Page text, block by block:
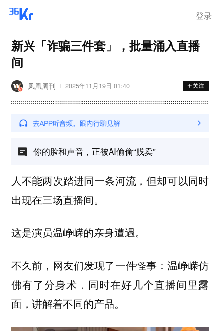
登录
新兴「诈骗三件套」，批量涌入直播
间
凤凰周刊 2025年11月19日 01:40
你的脸和声音，正被AI偷偷“贱卖”
人不能两次踏进同一条河流，但却可以同时
出现在三场直播间。
这是演员温峥嵘的亲身遭遇。
不久前，网友们发现了一件怪事：温峥嵘仿
佛有了分身术，同时在好几个直播间里露
面，讲解着不同的产品。